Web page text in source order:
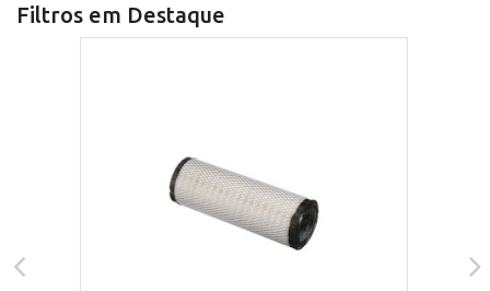
Filtros em Destaque